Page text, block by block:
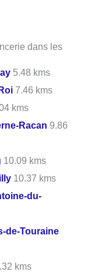
dans les
5.48 kms
7.46 kms
kms
Racan 9.86
10.09 kms
10.37 kms
du-
de-Touraine
kms